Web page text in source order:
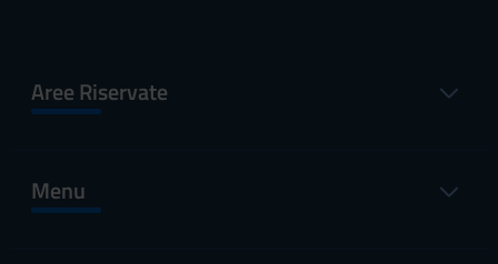
Aree Riservate
Menu